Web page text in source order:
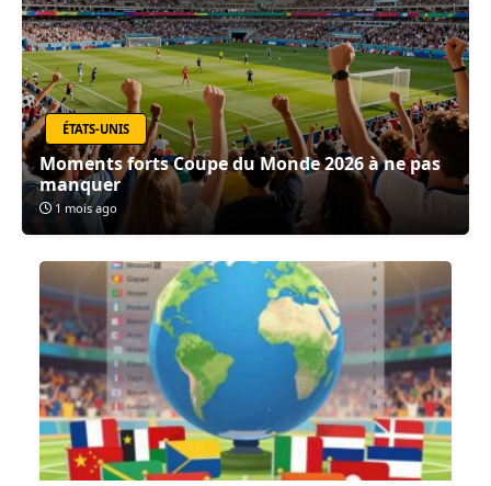
ÉTATS-UNIS
Moments forts Coupe du Monde 2026 à ne pas
manquer
1 mois ago